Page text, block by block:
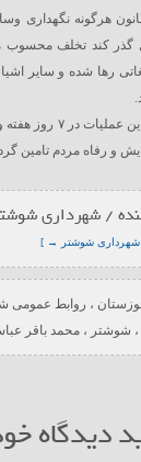
هرگونه نگهداری
کند تخلف محسوب
رها شده و سایر
وی در پایان
و رفاه مردم تامین
/ شهرداری
شهرداری شوشتر → ]
، روابط عمومی
، شوشتر ، محمد باقر
دیدگاه